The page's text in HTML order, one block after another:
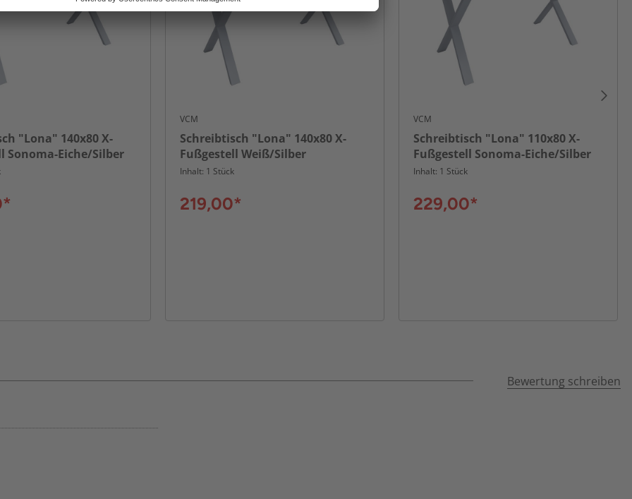
"Lona" 140x80 X-
Sonoma-Eiche/Silber
VCM
Schreibtisch "Lona" 140x80 X-
Fußgestell Weiß/Silber
Inhalt: 1 Stück
219,00*
VCM
Schreibtisch "Lona" 110x80 X-
Fußgestell Sonoma-Eiche/Silber
Inhalt: 1 Stück
229,00*
Bewertung schreiben